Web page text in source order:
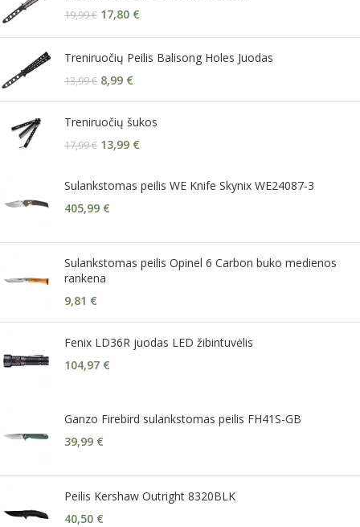
19,99€ 17,80 €
Treniruočių Peilis Balisong Holes Juodas
13,99€ 8,99 €
Treniruočių šukos
17,99€ 13,99 €
Sulankstomas peilis WE Knife Skynix WE24087-3
405,99 €
Sulankstomas peilis Opinel 6 Carbon buko medienos
rankena
9,81 €
Fenix LD36R juodas LED žibintuvėlis
104,97 €
Ganzo Firebird sulankstomas peilis FH41S-GB
39,99 €
Peilis Kershaw Outright 8320BLK
40,50 €